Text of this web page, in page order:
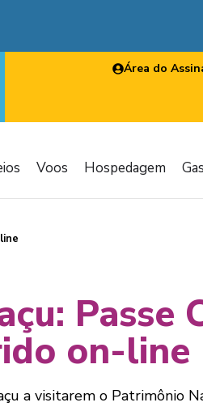
Área do
Voos Hospedagem
Passe
on-line
a visitarem o Patrimônio